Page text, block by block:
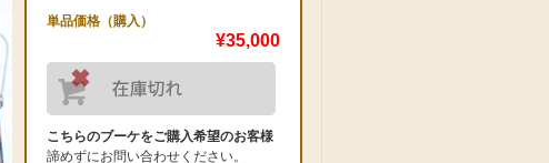
単品価格（購入）
¥35,000
こちらのブーケをご購入希望のお客様
諦めずにお問い合わせください。